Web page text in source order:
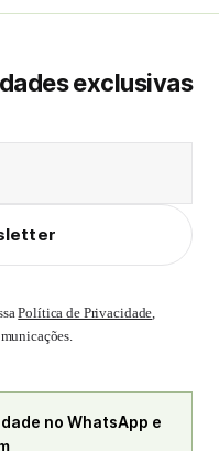
exclusivas
Política de Privacidade,
no WhatsApp e